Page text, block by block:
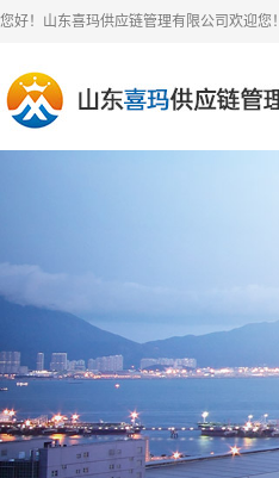
您好！山东喜玛供应链管理有限公司欢迎您！